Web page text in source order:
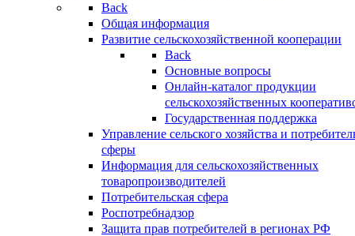
Back
Общая информация
Развитие сельскохозяйственной кооперации
Back
Основные вопросы
Онлайн-каталог продукции
сельскохозяйственных
Государственная поддержка
Управление сельского хозяйства и
сферы
Информация для сельскохозяйственных
товаропроизводителей
Потребительская сфера
Роспотребнадзор
Защита прав потребителей в регионах РФ